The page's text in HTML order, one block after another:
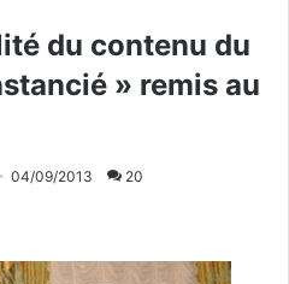
du contenu du
» remis au
04/09/2013 20